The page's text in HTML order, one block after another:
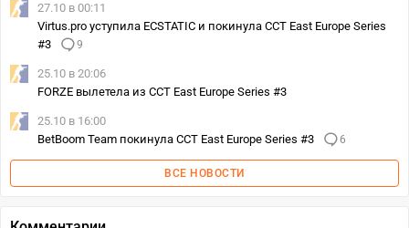
27.10 в 00:11
Virtus.pro уступила ECSTATIC и покинула CCT East Europe Series
#3
9
25.10 в 20:06
FORZE вылетела из CCT East Europe Series #3
25.10 в 16:00
BetBoom Team покинула CCT East Europe Series #3
6
ВСЕ НОВОСТИ